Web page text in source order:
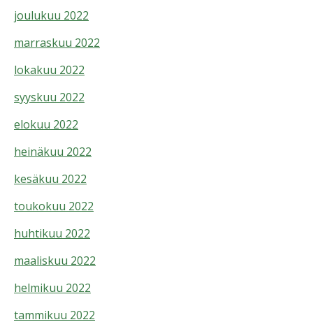
joulukuu 2022
marraskuu 2022
lokakuu 2022
syyskuu 2022
elokuu 2022
heinäkuu 2022
kesäkuu 2022
toukokuu 2022
huhtikuu 2022
maaliskuu 2022
helmikuu 2022
tammikuu 2022